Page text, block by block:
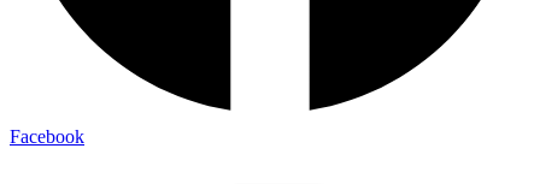
Facebook